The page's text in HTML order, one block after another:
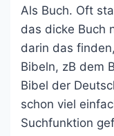
Als Buch. Oft
das dicke Buch
darin das
Bibeln, zB dem
Bibel der
schon viel
Suchfunktion